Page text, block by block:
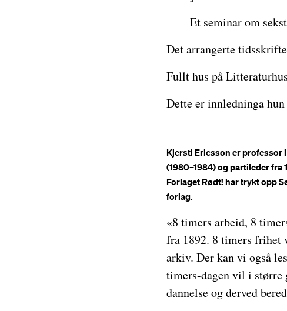
Et seminar om
Det arrangerte
Fullt hus på
Dette er innledninga
Kjersti Ericsson er professor
(1980–1984) og partileder
Forlaget Rødt! har trykt opp
forlag.
«8 timers arbeid, 8
fra 1892. 8 timers frihet
arkiv. Der kan vi også
timers-dagen vil i større
dannelse og derved